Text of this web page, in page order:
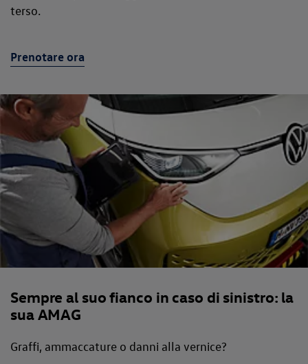
terso.
Prenotare ora
Sempre al suo fianco in caso di sinistro: la
sua AMAG
Graffi, ammaccature o danni alla vernice?